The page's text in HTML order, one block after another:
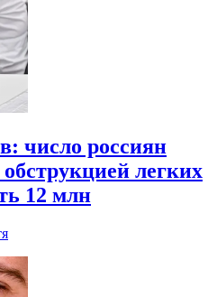
число россиян
легких
12 млн